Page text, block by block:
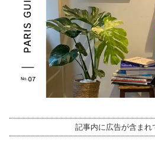
記事内に広告が含まれ